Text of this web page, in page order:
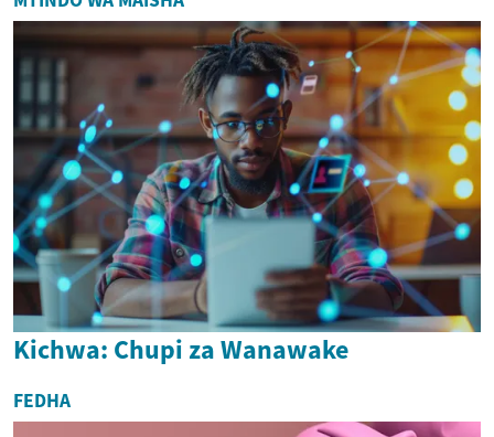
Kichwa: Chupi za Wanawake
FEDHA